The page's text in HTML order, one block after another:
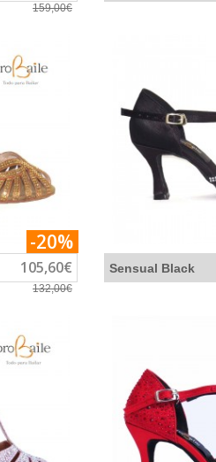
159,00€
105,60€
132,00€
-20%
Sensual Black